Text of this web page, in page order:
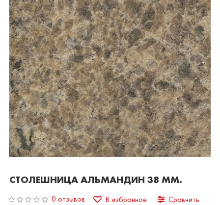
СТОЛЕШНИЦА АЛЬМАНДИН 38 ММ.
0 отзывов В избранное Сравнить